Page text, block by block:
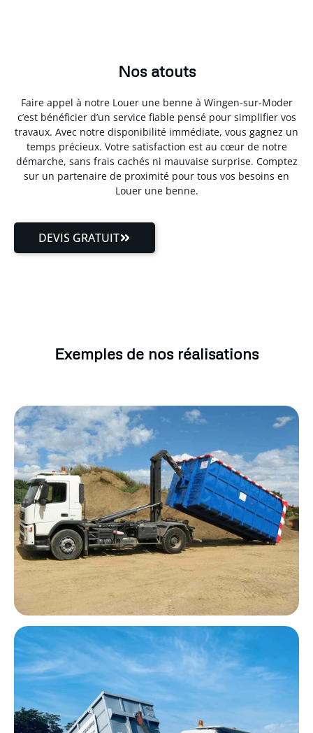
Nos atouts
Faire appel à notre Louer une benne à Wingen-sur-Moder
c’est bénéficier d’un service fiable pensé pour simplifier vos
travaux. Avec notre disponibilité immédiate, vous gagnez un
temps précieux. Votre satisfaction est au cœur de notre
démarche, sans frais cachés ni mauvaise surprise. Comptez
sur un partenaire de proximité pour tous vos besoins en
Louer une benne.
DEVIS GRATUIT
Exemples de nos réalisations